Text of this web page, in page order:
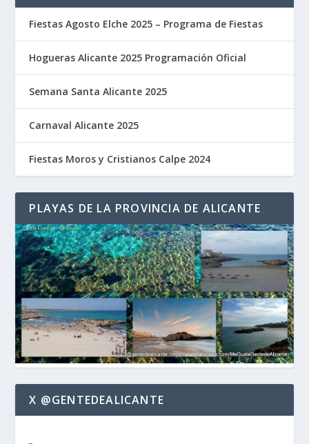
Fiestas Agosto Elche 2025 – Programa de Fiestas
Hogueras Alicante 2025 Programación Oficial
Semana Santa Alicante 2025
Carnaval Alicante 2025
Fiestas Moros y Cristianos Calpe 2024
PLAYAS DE LA PROVINCIA DE ALICANTE
X @GENTEDEALICANTE